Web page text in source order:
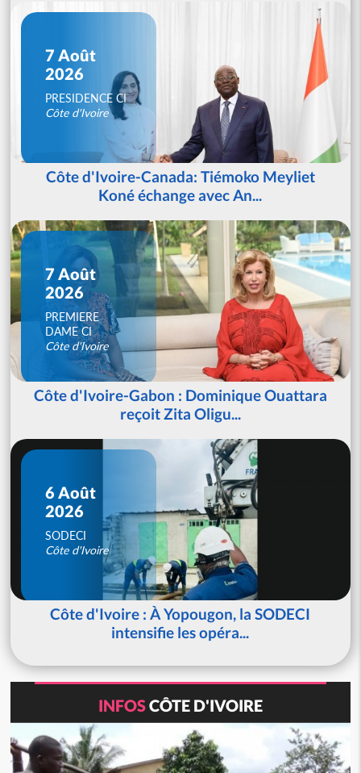
7 Août
2026
PRESIDENCE CI
Côte d'Ivoire
Côte d'Ivoire-Canada: Tiémoko Meyliet
Koné échange avec An...
7 Août
2026
PREMIERE
DAME CI
Côte d'Ivoire
Côte d'Ivoire-Gabon : Dominique Ouattara
reçoit Zita Oligu...
6 Août
2026
SODECI
Côte d'Ivoire
Côte d'Ivoire : À Yopougon, la SODECI
intensifie les opéra...
INFOSCÔTE D'IVOIRE